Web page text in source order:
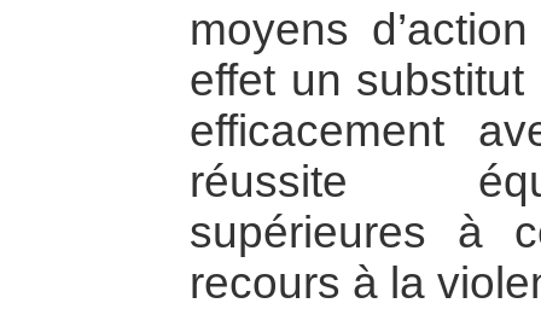
moyens
effet un
efficacement
réussite
supérieures à
recours à la